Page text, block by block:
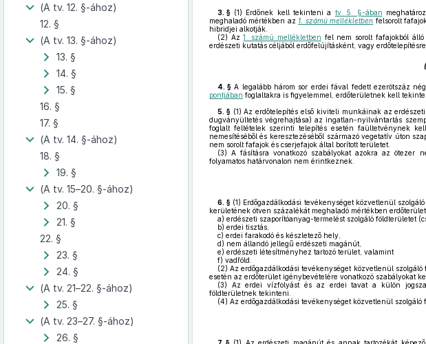
(A tv. 12. §-ához)
12. §
(A tv. 13. §-ához)
13. §
14. §
15. §
16. §
17. §
(A tv. 14. §-ához)
18. §
19. §
(A tv. 15–20. §-ához)
20. §
21. §
22. §
23. §
24. §
(A tv. 21–22. §-ához)
25. §
(A tv. 23–27. §-ához)
26. §
3. §(1) Erdőnek kell tekinteni a tv. 5. §-ában
meghaladó mértékben az 1. számú mellékletben felsorolt
hibridjei alkotják.
(2) Az1. számú mellékletben fel nem sorolt fafajokból
erdészeti kutatás céljából erdőfelújításként, vagy
4. §A legalább három sor erdei fával fedett ezerötszáz
pontjában foglaltakra is figyelemmel, erdőterületnek kell
5. §(1) Az erdőtelepítés első kiviteli munkáinak az
dugványültetés végrehajtása) az ingatlan-nyilvántartás
foglalt feltételek szerinti telepítés esetén faültetvénynek
nemesítéséből és keresztezéséből származó vegetatív úton
nem sorolt fafajok és cserjefajok által borított területet.
(3) A fásításra vonatkozó szabályokat azokra az ötezer
folyamatos határvonalon nem érintkeznek.
6. §(1) Erdőgazdálkodási tevékenységet közvetlenül
kerületének ötven százalékát meghaladó mértékben
a) erdészeti szaporítóanyag-termelést szolgáló földterületet
b) erdei tisztás,
c) erdei farakodó és készletező hely,
d) nem állandó jellegű erdészeti magánút,
e) erdészeti létesítményhez tartozó terület, valamint
f) vadföld.
(2) Az erdőgazdálkodási tevékenységet közvetlenül
esetén az erdőterület igénybevételére vonatkozó szabályokat
(3) Az erdei vízfolyást és az erdei tavat a külön
földterületnek tekinteni.
(4) Az erdőgazdálkodási tevékenységet közvetlenül